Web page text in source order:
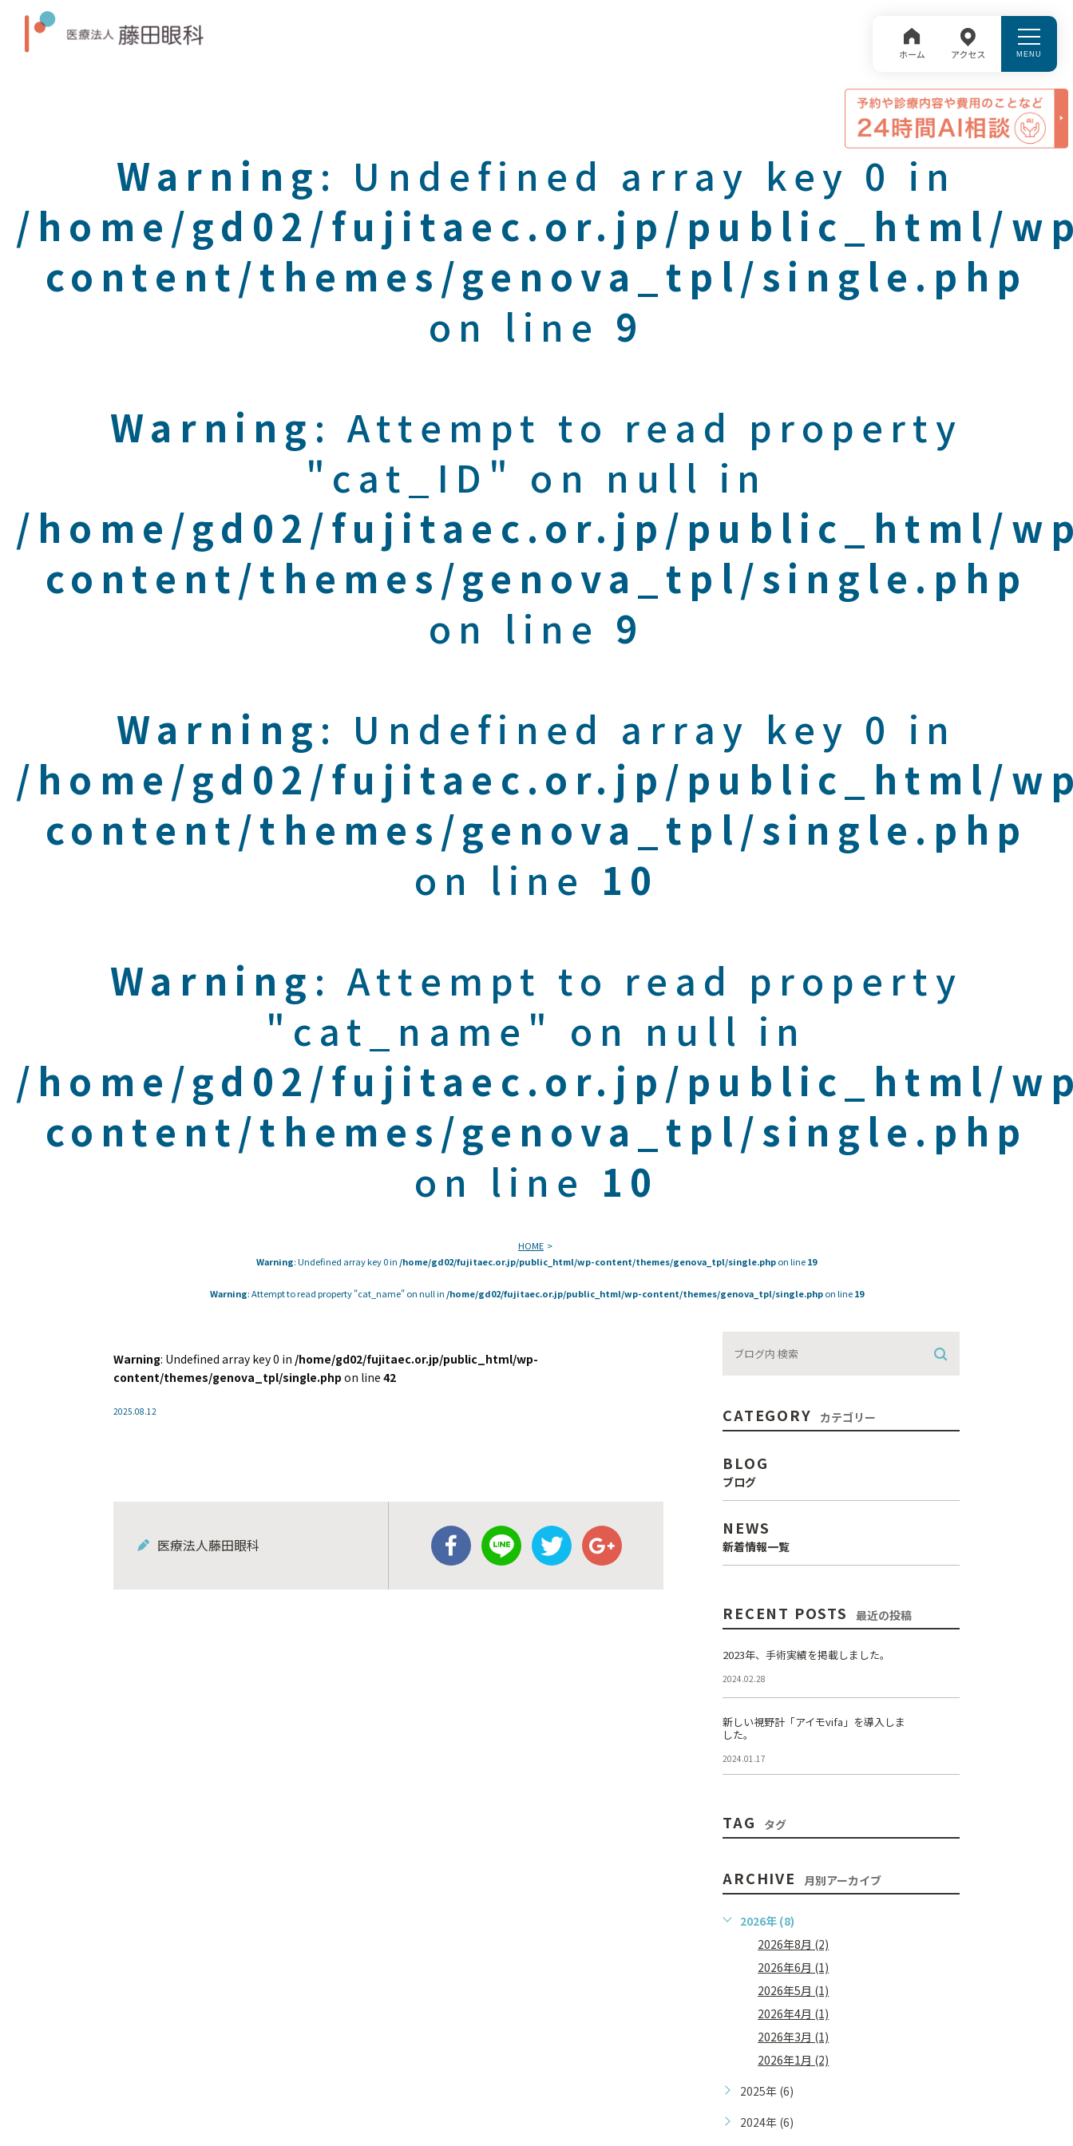
Warning: Undefined array key 0 in
/home/gd02/fujitaec.or.jp/public_html/
content/themes/genova_tpl/single.php
on line 9
Warning : Attempt to read property
"cat_ID" on null in
/home/gd02/fujitaec.or.jp/public_html/
content/themes/genova_tpl/single.php
on line 9
Warning: Undefined array key 0 in
/home/gd02/fujitaec.or.jp/public_html/
content/themes/genova_tpl/single.php
on line 10
Warning : Attempt to read property
"cat_name" on null in
/home/gd02/fujitaec.or.jp/public_html/
content/themes/genova_tpl/single.php
on line 10
HOME
Warning: Undefined array key 0 in /home/gd02/fujitaec.or.jp/public_html/wp-content/themes/genova_tpl/single.phpon line19
Warning: Attempt to read property "cat_name" on null in /home/gd02/fujitaec.or.jp/public_html/wp-content/themes/genova_tpl/single.phpon line19
Warning: Undefined array key 0 in /home/gd02/fujitaec.or.jp/public_html/wp-
content/themes/genova_tpl/single.php on line 42
2025.08.12
医療法人藤田眼科
CATEGORY カテゴリー
BLOG
ブログ
NEWS
新着情報一覧
RECENT POSTS 最近の投稿
2023年、手術実績を掲載しました。
2024.02.28
新しい視野計「アイモvifa」を導入しま
した。
2024.01.17
TAG タグ
ARCHIVE 月別アーカイブ
2026年 (8)
2026年8月 (2)
2026年6月 (1)
2026年5月 (1)
2026年4月 (1)
2026年3月 (1)
2026年1月 (2)
2025年 (6)
2024年 (6)